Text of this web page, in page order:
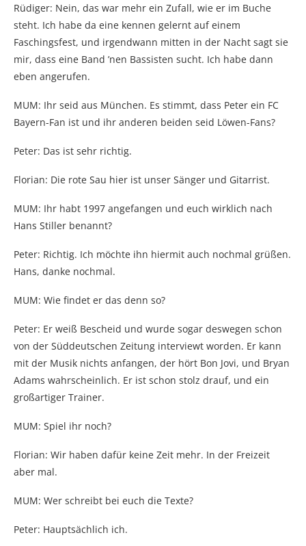
Rüdiger: Nein, das war mehr ein Zufall, wie er im Buche
steht. Ich habe da eine kennen gelernt auf einem
Faschingsfest, und irgendwann mitten in der Nacht sagt sie
mir, dass eine Band ’nen Bassisten sucht. Ich habe dann
eben angerufen.
MUM: Ihr seid aus München. Es stimmt, dass Peter ein FC
Bayern-Fan ist und ihr anderen beiden seid Löwen-Fans?
Peter: Das ist sehr richtig.
Florian: Die rote Sau hier ist unser Sänger und Gitarrist.
MUM: Ihr habt 1997 angefangen und euch wirklich nach
Hans Stiller benannt?
Peter: Richtig. Ich möchte ihn hiermit auch nochmal grüßen.
Hans, danke nochmal.
MUM: Wie findet er das denn so?
Peter: Er weiß Bescheid und wurde sogar deswegen schon
von der Süddeutschen Zeitung interviewt worden. Er kann
mit der Musik nichts anfangen, der hört Bon Jovi, und Bryan
Adams wahrscheinlich. Er ist schon stolz drauf, und ein
großartiger Trainer.
MUM: Spiel ihr noch?
Florian: Wir haben dafür keine Zeit mehr. In der Freizeit
aber mal.
MUM: Wer schreibt bei euch die Texte?
Peter: Hauptsächlich ich.